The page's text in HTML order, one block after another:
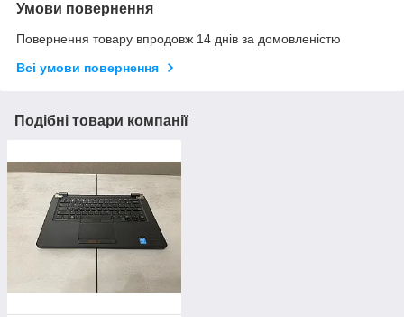
Умови повернення
Повернення товару впродовж 14 днів за домовленістю
Всі умови повернення
Подібні товари компанії